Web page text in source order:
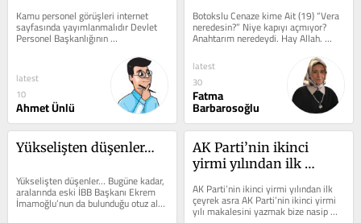
yayımlanmalıdır
Kamu personel görüşleri internet
sayfasında yayımlanmalıdır Devlet
Personel Başkanlığının
kapatılmasından sonra kamu
latest
10
Ahmet Ünlü
Botokslu Cenaze kime Ait (19) “Vera
neredesin?” Niye kapıyı açmıyor?
Anahtarım neredeydi. Hay Allah.
Çantaya bakayım. Çantayı nereye...
latest
30
Fatma
Barbarosoğlu
Yükselişten düşenler…
Yükselişten düşenler… Bugüne kadar,
aralarında eski İBB Başkanı Ekrem
İmamoğlu’nun da bulunduğu otuz altı
belediye başkanı...
AK Parti’nin ikinci
yirmi yılından ilk
AK Parti’nin ikinci yirmi yılından ilk
çeyrek asra AK Parti’nin ikinci yirmi
yılı makalesini yazmak bize nasip